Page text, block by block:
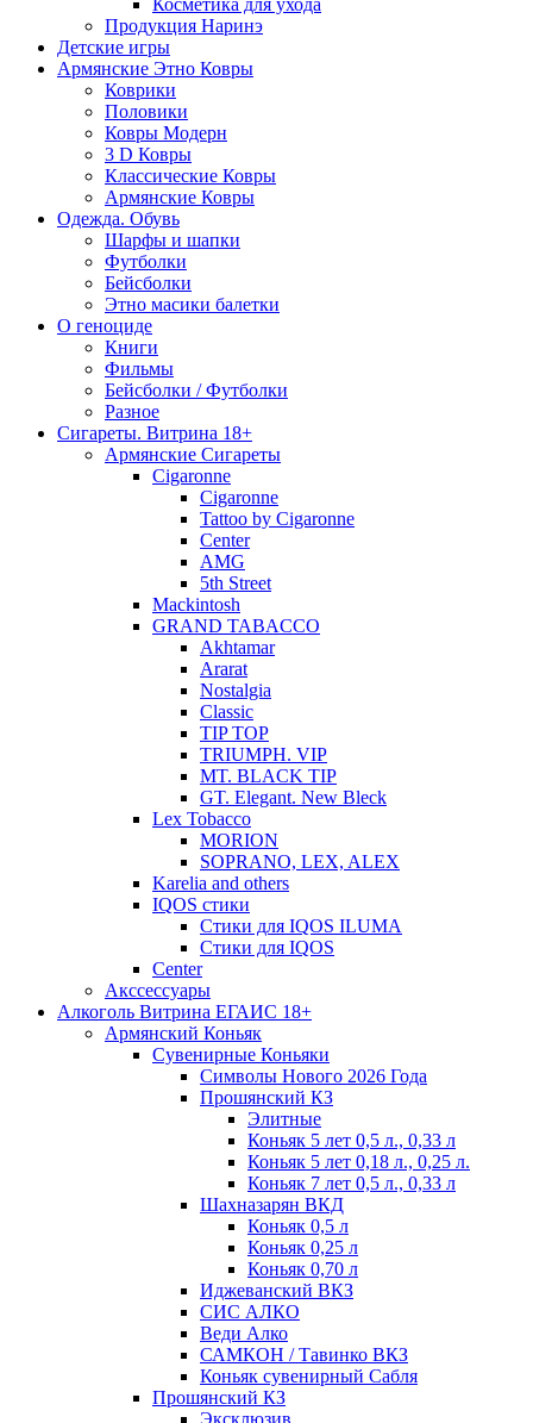
Косметика для ухода
Продукция Наринэ
Детские игры
Армянские Этно Ковры
Коврики
Половики
Ковры Модерн
3 D Ковры
Классические Ковры
Армянские Ковры
Одежда. Обувь
Шарфы и шапки
Футболки
Бейсболки
Этно масики балетки
О геноциде
Книги
Фильмы
Бейсболки / Футболки
Разное
Сигареты. Витрина 18+
Армянские Сигареты
Cigaronne
Cigaronne
Tattoo by Cigaronne
Center
AMG
5th Street
Mackintosh
GRAND TABACCO
Akhtamar
Ararat
Nostalgia
Classic
TIP TOP
TRIUMPH. VIP
MT. BLACK TIP
GT. Elegant. New Bleck
Lex Tobacco
MORION
SOPRANO, LEX, ALEX
Karelia and others
IQOS стики
Стики для IQOS ILUMA
Стики для IQOS
Сenter
Акссессуары
Алкоголь Витрина ЕГАИС 18+
Армянский Коньяк
Сувенирные Коньяки
Символы Нового 2026 Года
Прошянский КЗ
Элитные
Коньяк 5 лет 0,5 л., 0,33 л
Коньяк 5 лет 0,18 л., 0,25 л.
Коньяк 7 лет 0,5 л., 0,33 л
Шахназарян ВКД
Коньяк 0,5 л
Коньяк 0,25 л
Коньяк 0,70 л
Иджеванский ВКЗ
СИС АЛКО
Веди Алко
САМКОН / Тавинко ВКЗ
Коньяк сувенирный Сабля
Прошянский КЗ
Эксклюзив